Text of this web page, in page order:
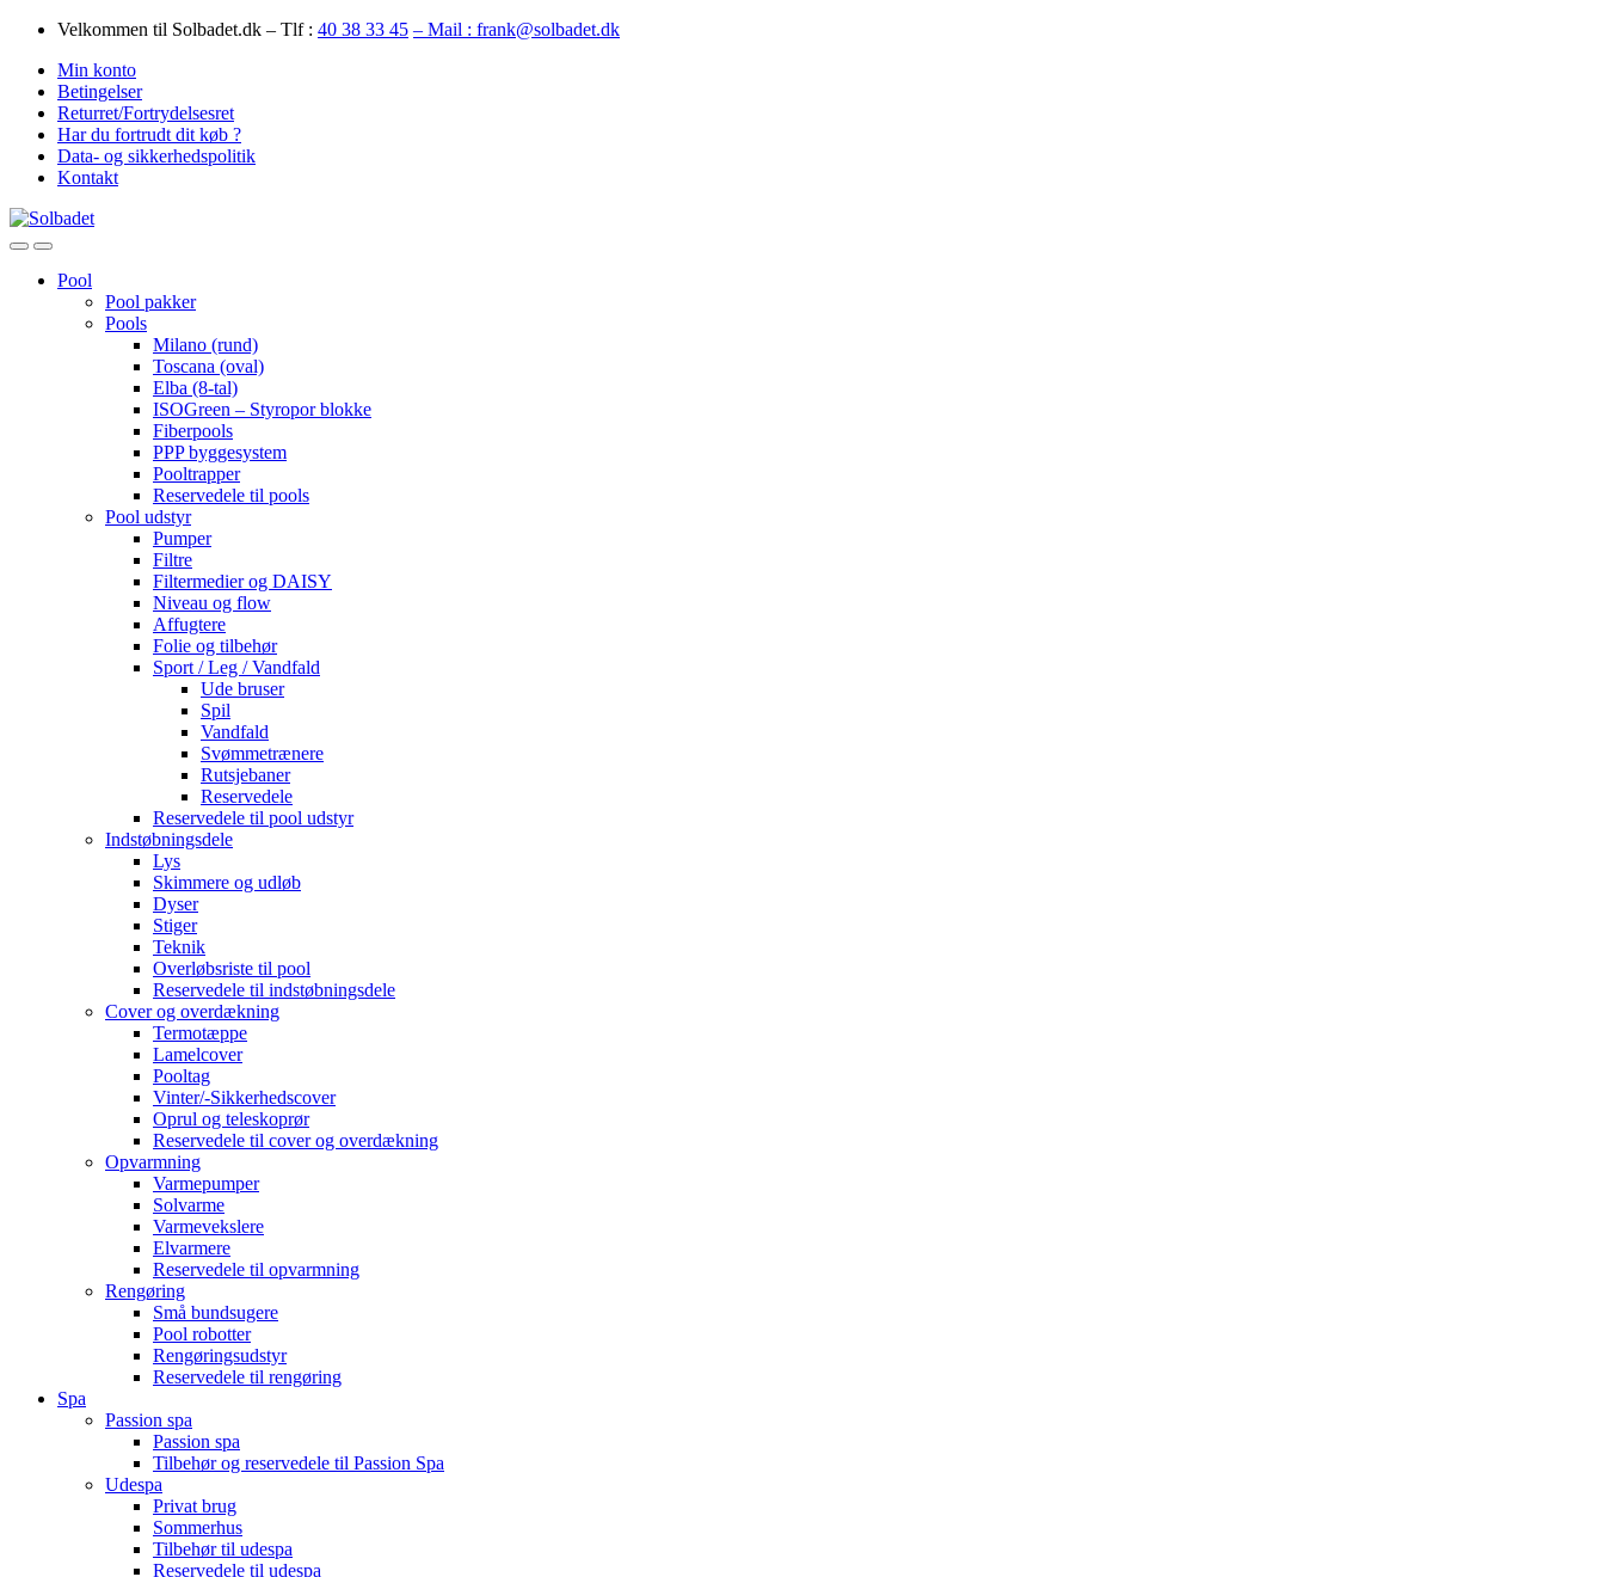
Skip
navigation
Skip
content
Velkommen til Solbadet.dk – Tlf : 40 38 33 45 – Mail : frank@solbadet.dk
Min konto
Betingelser
Returret/Fortrydelsesret
Har du fortrudt dit køb ?
Data- og sikkerhedspolitik
Kontakt
OpenClose
Pool
Pool pakker
Pools
Milano (rund)
Toscana (oval)
Elba (8-tal)
ISOGreen – Styropor blokke
Fiberpools
PPP byggesystem
Pooltrapper
Reservedele til pools
Pool udstyr
Pumper
Filtre
Filtermedier og DAISY
Niveau og flow
Affugtere
Folie og tilbehør
Sport / Leg / Vandfald
Ude bruser
Spil
Vandfald
Svømmetrænere
Rutsjebaner
Reservedele
Reservedele til pool udstyr
Indstøbningsdele
Lys
Skimmere og udløb
Dyser
Stiger
Teknik
Overløbsriste til pool
Reservedele til indstøbningsdele
Cover og overdækning
Termotæppe
Lamelcover
Pooltag
Vinter/-Sikkerhedscover
Oprul og teleskoprør
Reservedele til cover og overdækning
Opvarmning
Varmepumper
Solvarme
Varmevekslere
Elvarmere
Reservedele til opvarmning
Rengøring
Små bundsugere
Pool robotter
Rengøringsudstyr
Reservedele til rengøring
Spa
Passion spa
Passion spa
Tilbehør og reservedele til Passion Spa
Udespa
Privat brug
Sommerhus
Tilbehør til udespa
Reservedele til udespa